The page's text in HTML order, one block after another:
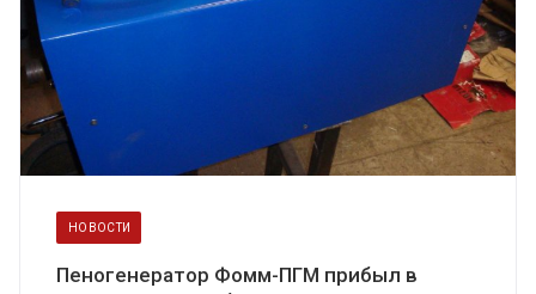
НОВОСТИ
Пеногенератор Фомм-ПГМ прибыл в